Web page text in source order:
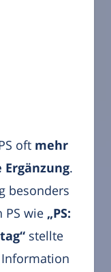
oft mehr
.
besonders
wie „PS:
stellte
Information